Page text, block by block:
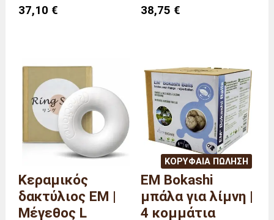
37,10 € 38,75 €
Κεραμικός
δακτύλιος EM |
Μέγεθος L
ΚΟΡΥΦΑΊΑ ΠΏΛΗΣΗ
EM Bokashi
μπάλα για λίμνη |
4 κομμάτια